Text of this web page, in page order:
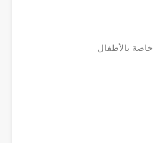
بالأطفال